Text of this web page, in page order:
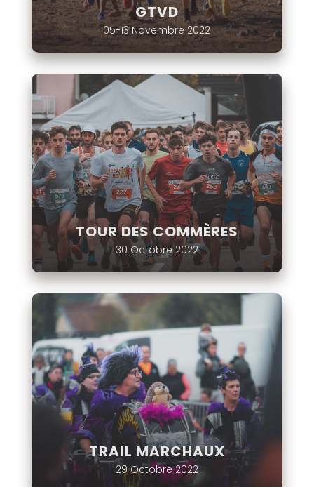
GTVD
05-13 Novembre 2022
TOUR DES COMMÈRES
30 Octobre 2022
TRAIL MARCHAUX
29 Octobre 2022